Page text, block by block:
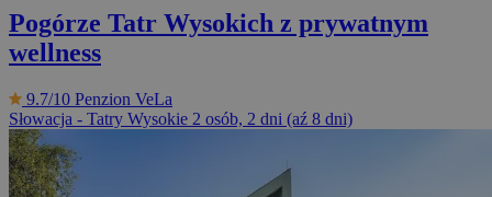
Pogórze Tatr Wysokich z prywatnym
wellness
9.7/10 Penzion VeLa
Słowacja - Tatry Wysokie 2 osób, 2 dni (aź 8 dni)